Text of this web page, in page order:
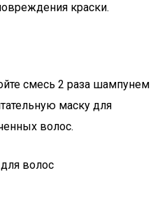
краски.
смесь 2 раза шампунем
маску для
волос.
волос